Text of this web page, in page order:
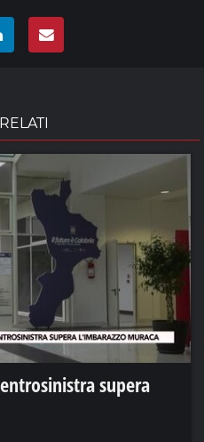
supera